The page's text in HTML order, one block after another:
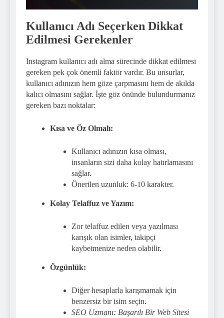
Kullanıcı Adı Seçerken Dikkat
Edilmesi Gerekenler
Instagram kullanıcı adı alma sürecinde dikkat edilmesi
gereken pek çok önemli faktör vardır. Bu unsurlar,
kullanıcı adınızın hem göze çarpmasını hem de akılda
kalıcı olmasını sağlar. İşte göz önünde bulundurmanız
gereken bazı noktalar:
Kısa ve Öz Olmalı:
Kullanıcı adınızın kısa olması,
insanların sizi daha kolay hatırlamasını
sağlar.
Önerilen uzunluk: 6-10 karakter.
Kolay Telaffuz ve Yazım:
Zor telaffuz edilen veya yazılması
karışık olan isimler, takipçi
kaybetmenize neden olabilir.
Özgünlük:
Diğer hesaplarla karışmamak için
benzersiz bir isim seçin.
SEO Uzmanı: Başarılı Bir Web Sitesi